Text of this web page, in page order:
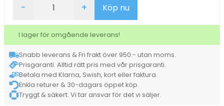
AO
FSC
vinröd
A4
60mm
mängd
- + Köp nu
I lager för omgående leverans!
Snabb leverans & Fri frakt över 950:- utan moms.
Prisgaranti. Alltid rätt pris med vår prisgaranti.
Betala med Klarna, Swish, kort eller faktura.
Enkla returer & 30-dagars öppet köp.
Tryggt & säkert. Vi tar ansvar för det vi säljer.